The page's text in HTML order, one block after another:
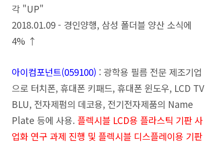
각 "UP"
2018.01.09 - 경인양행, 삼성 폴더블 양산 소식에
4% ↑
아이컴포넌트(059100) : 광학용 필름 전문 제조기업
으로 터치폰, 휴대폰 키패드, 휴대폰 윈도우, LCD TV
BLU, 전자제펌의 데코용, 전기전자제품의 Name
Plate 등에 사용. 플렉시블 LCD용 플라스틱 기판 사
업화 연구 과제 진행 및 플렉시블 디스플레이용 기판